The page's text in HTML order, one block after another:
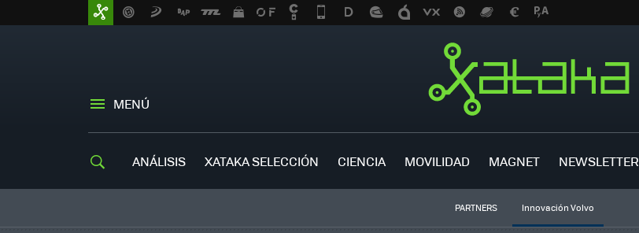
MENÚ
ANÁLISIS XATAKA SELECCIÓN CIENCIA MOVILIDAD MAGNET NEWSLETTER
PARTNERS Innovación Volvo